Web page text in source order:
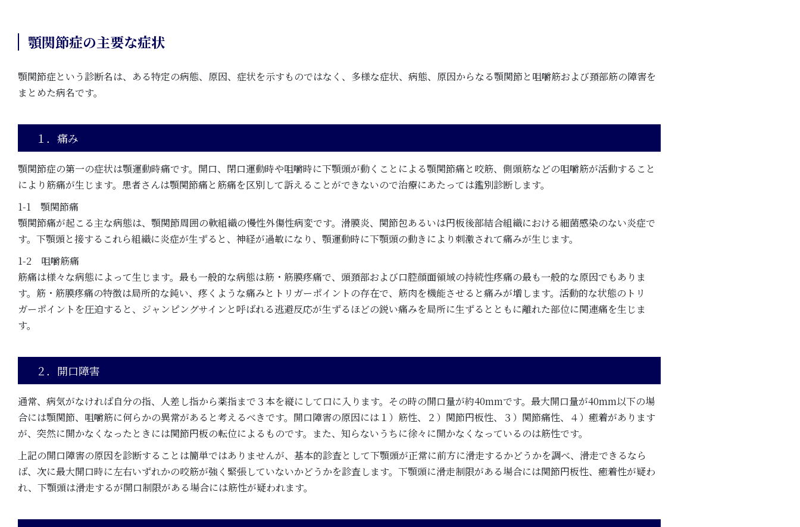
顎関節症の主要な症状
顎関節症という診断名は、ある特定の病態、原因、症状を示すものではなく、多様な症状、病態、原因からなる顎関節と咀嚼筋および頚部筋の障害を
まとめた病名です。
１．痛み
顎関節症の第一の症状は顎運動時痛です。開口、閉口運動時や咀嚼時に下顎頭が動くことによる顎関節痛と咬筋、側頭筋などの咀嚼筋が活動すること
により筋痛が生じます。患者さんは顎関節痛と筋痛を区別して訴えることができないので治療にあたっては鑑別診断します。
1-1 顎関節痛
顎関節痛が起こる主な病態は、顎関節周囲の軟組織の慢性外傷性病変です。滑膜炎、関節包あるいは円板後部結合組織における細菌感染のない炎症で
す。下顎頭と接するこれら組織に炎症が生ずると、神経が過敏になり、顎運動時に下顎頭の動きにより刺激されて痛みが生じます。
1-2 咀嚼筋痛
筋痛は様々な病態によって生じます。最も一般的な病態は筋・筋膜疼痛で、頭頚部および口腔顔面領域の持続性疼痛の最も一般的な原因でもありま
す。筋・筋膜疼痛の特徴は局所的な鈍い、疼くような痛みとトリガーポイントの存在で、筋肉を機能させると痛みが増します。活動的な状態のトリ
ガーポイントを圧迫すると、ジャンピングサインと呼ばれる逃避反応が生ずるほどの鋭い痛みを局所に生ずるとともに離れた部位に関連痛を生じま
す。
２．開口障害
通常、病気がなければ自分の指、人差し指から薬指まで３本を縦にして口に入ります。その時の開口量が約40mmです。最大開口量が40mm以下の場
合には顎関節、咀嚼筋に何らかの異常があると考えるべきです。開口障害の原因には１）筋性、２）関節円板性、３）関節痛性、４）癒着があります
が、突然に開かなくなったときには関節円板の転位によるものです。また、知らないうちに徐々に開かなくなっているのは筋性です。
上記の開口障害の原因を診断することは簡単ではありませんが、基本的診査として下顎頭が正常に前方に滑走するかどうかを調べ、滑走できるなら
ば、次に最大開口時に左右いずれかの咬筋が強く緊張していないかどうかを診査します。下顎頭に滑走制限がある場合には関節円板性、癒着性が疑わ
れ、下顎頭は滑走するが開口制限がある場合には筋性が疑われます。